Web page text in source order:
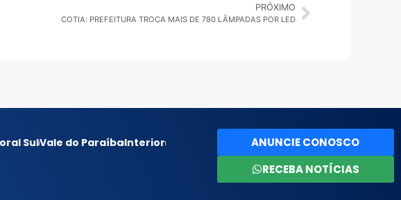
PRÓXIMO
COTIA: PREFEITURA TROCA MAIS DE 780 LÂMPADAS POR LED
SulVale do ParaíbaInterior
ANUNCIE CONOSCO
RECEBA NOTÍCIAS